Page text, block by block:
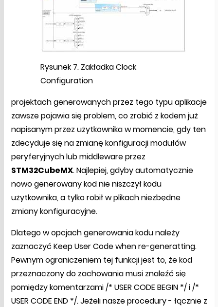
Rysunek 7. Zakładka Clock
Configuration
projektach generowanych przez tego typu aplikacje
zawsze pojawia się problem, co zrobić z kodem już
napisanym przez użytkownika w momencie, gdy ten
zdecyduje się na zmianę konfiguracji modułów
peryferyjnych lub middleware przez
STM32CubeMX. Najlepiej, gdyby automatycznie
nowo generowany kod nie niszczył kodu
użytkownika, a tylko robił w plikach niezbędne
zmiany konfiguracyjne.
Dlatego w opcjach generowania kodu należy
zaznaczyć Keep User Code when re-generatting.
Pewnym ograniczeniem tej funkcji jest to, że kod
przeznaczony do zachowania musi znaleźć się
pomiędzy komentarzami /* USER CODE BEGIN */ i /*
USER CODE END */. Jeżeli nasze procedury - łącznie z